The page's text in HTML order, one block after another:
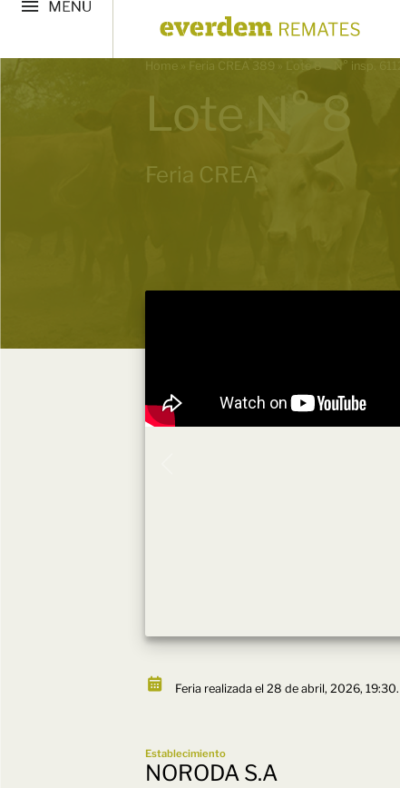
Home » Feria CREA 389 Lote 8 – N° insp. 6112
Lote N° 8
Feria CREA
Feria realizada el 28 de abril, 2026, 19:30.
Establecimiento
NORODA S.A